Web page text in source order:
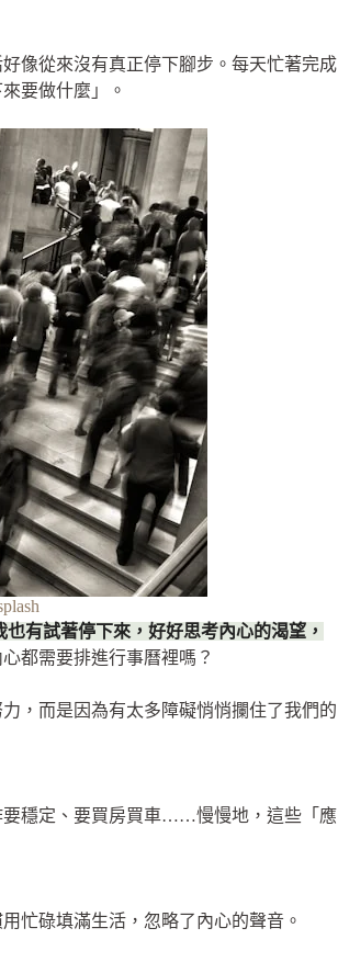
像從來沒有真正停下腳步。每天忙著完成
要做什麼」。
也有試著停下來，好好思考內心的渴望，
都需要排進行事曆裡嗎？
，而是因為有太多障礙悄悄攔住了我們的
要穩定、要買房買車……慢慢地，這些「應
忙碌填滿生活，忽略了內心的聲音。